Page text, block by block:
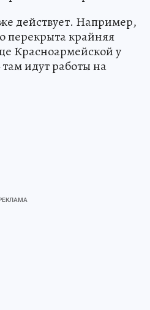
действует. Например,
перекрыта крайняя
Красноармейской у
идут работы на